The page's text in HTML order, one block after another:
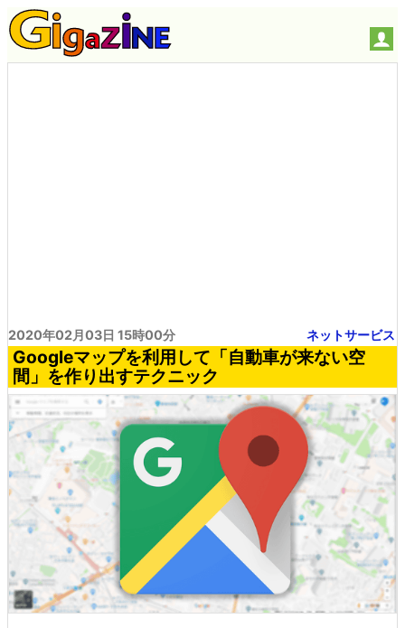
2020年02月03日 15時00分 ネットサービス
Googleマップを利用して「自動車が来ない空
間」を作り出すテクニック